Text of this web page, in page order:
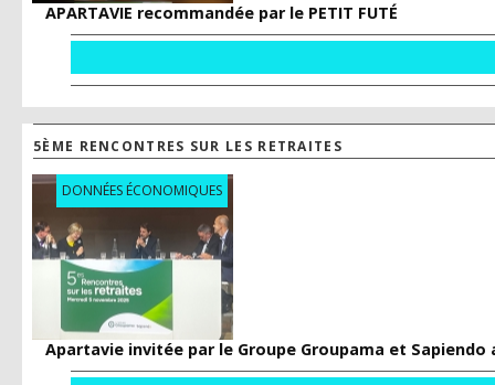
APARTAVIE recommandée par le PETIT FUTÉ
5ÈME RENCONTRES SUR LES RETRAITES
DONNÉES ÉCONOMIQUES
Apartavie invitée par le Groupe Groupama et